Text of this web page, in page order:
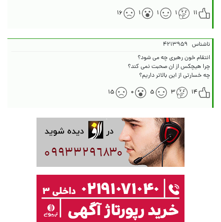
۱۱
۱ ۱ ۱ ۱۶
ناشناس ۴۲۱۳۹۵۹
چه خسارتی از این بالاتر داریم؟
۱۴
۳ ۵ ۰ ۱۵